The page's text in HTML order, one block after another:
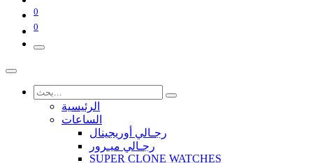
0
0
الرئيسية
الساعات
رجـالي أوريجينال
رجـالي ميـرور
SUPER CLONE WATCHES